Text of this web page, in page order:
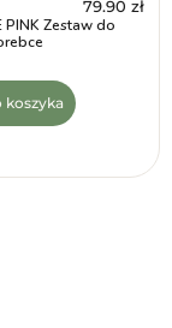
79.90 zł
PINK Zestaw do
koszyka